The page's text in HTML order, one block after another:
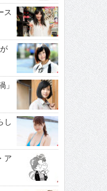
ス
し
ア